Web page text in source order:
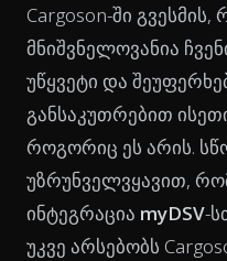
Cargoson-ში
მნიშვნელოვანია
უწყვეტი და
განსაკუთრებით
როგორიც ეს არის.
უზრუნველვყავით,
ინტეგრაცია myDSV-
უკვე არსებობს